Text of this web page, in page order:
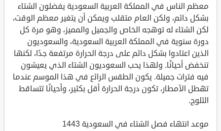
معظم الناس في المملكة العربية السعودية يفضلون الشتاء
بشكل دائم، ولكن العام متقلب ويمكن أن يتغير معظم الوقت،
لكن الشتاء له توهجه الخاص والجميل والمميز، وهو مرة كل
دورة سنوية في المملكة العربية السعودية، والسعوديون
الذين اعتادوا بشكل دائم على درجة الحرارة مرتفعة جدًا، لكنها
تنخفض أحيانًا. ولهذا يحب السعوديون الشتاء الذي يعيشون
فيه فترات جميلة. يكون الطقس الرائع في هذا الموسم عندما
تهطل الأمطار، تكون درجة الحرارة أقل بكثير، وأحيانًا تتساقط
الثلوج.
موعد انتهاء فصل الشتاء في السعودية 1443